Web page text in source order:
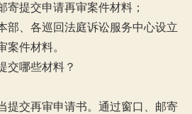
寄提交申请再审案件材料；
部、各巡回法庭诉讼服务中心设立
案件材料。
交哪些材料？
交再审申请书。通过窗口、邮寄